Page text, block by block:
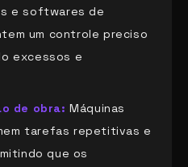
e softwares de
um controle preciso
excessos e
de obra: Máquinas
tarefas repetitivas e
que os